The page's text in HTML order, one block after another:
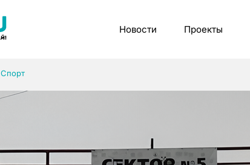
Новости Проекты
Спорт